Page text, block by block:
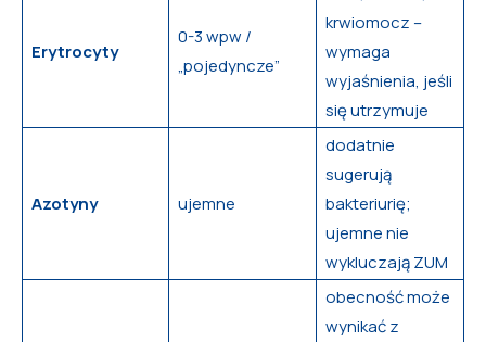
Erytrocyty
0-3 wpw /
„pojedyncze”
krwiomocz –
wymaga
wyjaśnienia, jeśli
się utrzymuje
Azotyny ujemne
dodatnie
sugerują
bakteriurię;
ujemne nie
wykluczają ZUM
obecność może
wynikać z